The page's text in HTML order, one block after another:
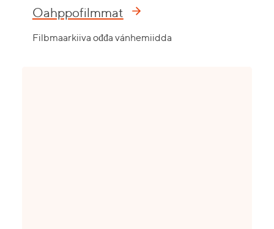
Oahppofilmmat
Filbmaarkiiva ođđa vánhemiidda